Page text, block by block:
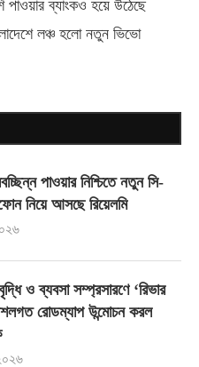
পাওয়ার ব্যাংকও হয়ে উঠেছে
লঞ্চ হলো নতুন ভিভো
পাওয়ার নিশ্চিতে নতুন সি-
নিয়ে আসছে রিয়েলমি
ও ব্যবসা সম্প্রসারণে ‘রিভার
রোডম্যাপ উন্মোচন করল